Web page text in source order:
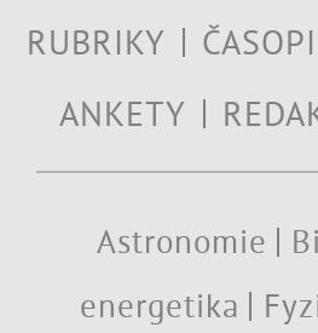
RUBRIKY
ANKETY
Astronomie
energetika